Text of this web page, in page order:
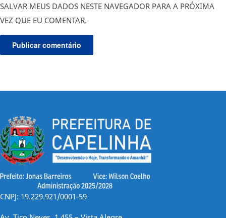
SALVAR MEUS DADOS NESTE NAVEGADOR PARA A PRÓXIMA
VEZ QUE EU COMENTAR.
CNPJ: 19.229.921/0001-59